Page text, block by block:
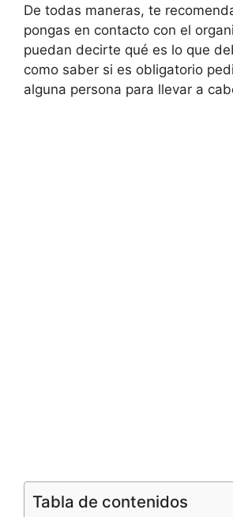
De todas maneras, te
pongas en contacto con el
puedan decirte qué es lo que
como saber si es obligatorio
alguna persona para llevar a
Tabla de contenidos